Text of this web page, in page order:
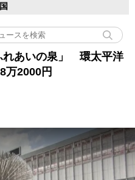
れあいの泉」 環太平洋
2000円